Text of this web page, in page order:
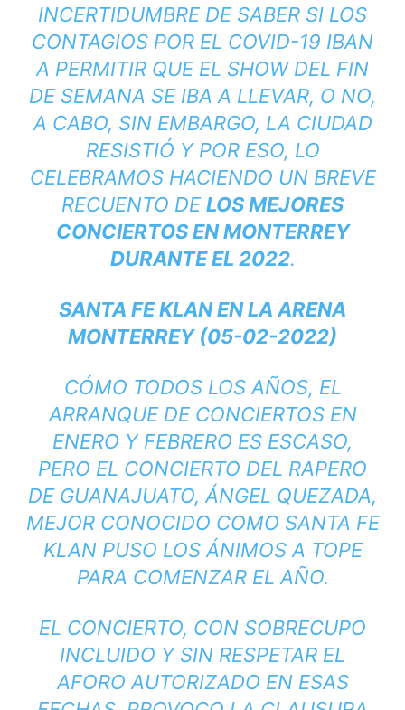
INCERTIDUMBRE DE SABER SI LOS
CONTAGIOS POR EL COVID-19 IBAN
A PERMITIR QUE EL SHOW DEL FIN
DE SEMANA SE IBA A LLEVAR, O NO,
A CABO, SIN EMBARGO, LA CIUDAD
RESISTIÓ Y POR ESO, LO
CELEBRAMOS HACIENDO UN BREVE
RECUENTO DELOS MEJORES
CONCIERTOS EN MONTERREY
DURANTE EL 2022.
SANTA FE KLAN EN LA ARENA
MONTERREY (05-02-2022)
CÓMO TODOS LOS AÑOS, EL
ARRANQUE DE CONCIERTOS EN
ENERO Y FEBRERO ES ESCASO,
PERO EL CONCIERTO DEL RAPERO
DE GUANAJUATO, ÁNGEL QUEZADA,
MEJOR CONOCIDO COMO SANTA FE
KLAN PUSO LOS ÁNIMOS A TOPE
PARA COMENZAR EL AÑO.
EL CONCIERTO, CON SOBRECUPO
INCLUIDO Y SIN RESPETAR EL
AFORO AUTORIZADO EN ESAS